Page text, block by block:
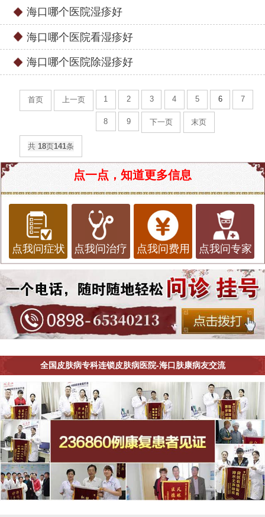
海口哪个医院湿疹好
海口哪个医院看湿疹好
海口哪个医院除湿疹好
首页 上一页 1 2 3 4 5 6 7
8 9 下一页 末页
共 18页141条
点一点，知道更多信息
点我问症状 点我问治疗 点我问费用 点我问专家
全国皮肤病专科连锁皮肤病医院-海口肤康病友交流